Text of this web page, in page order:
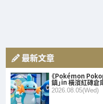
最新文章
《Pokémon
鎮」in 橫濱紅磚倉
2026.08.05(Wed)